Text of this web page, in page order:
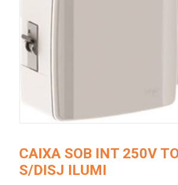
CAIXA SOB INT 250V
S/DISJ ILUMI